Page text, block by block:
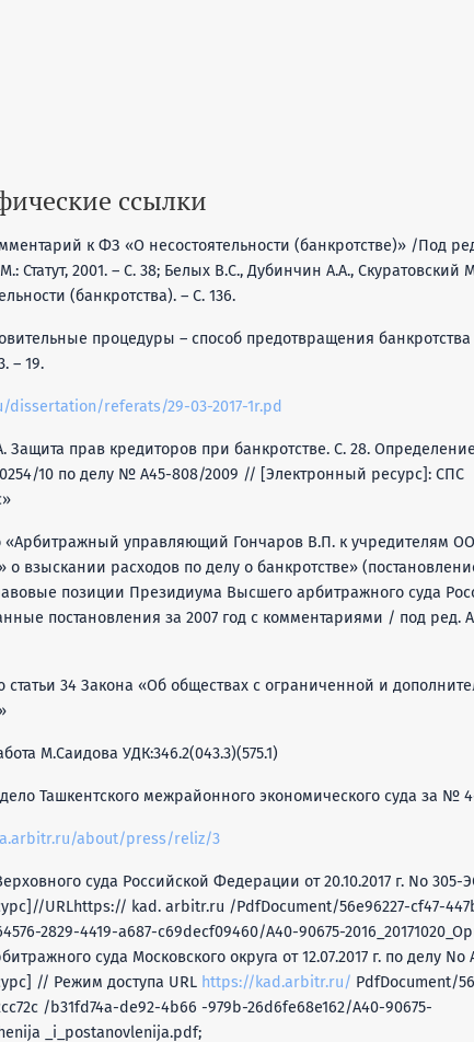
ссылки
к ФЗ «О несостоятельности (банкротстве)» /Под
Статут, 2001. – С. 38; Белых В.С., Дубинчин А.А.,
(банкротства). – С. 136.
процедуры – способ предотвращения
– 19.
dissertation/referats/29-03-2017-1r.pd
Защита прав кредиторов при банкротстве. С. 28.
10 по делу № А45-808/2009 // [Электронный ресурс]: СПС
«Арбитражный управляющий Гончаров В.П. к учредителям
взыскании расходов по делу о банкротстве»
позиции Президиума Высшего арбитражного суда
постановления за 2007 год с комментариями / под ред.
статьи 34 Закона «Об обществах с ограниченной и
М.Саидова УДК:346.2(043.3)(575.1)
Ташкентского межрайонного экономического суда за №
about/press/reliz/3
суда Российской Федерации от 20.10.2017 г. No 305-
URLhttps:// kad. arbitr.ru /PdfDocument/56e96227-cf47-
2829-4419-a687-c69decf09460/A40-90675-
суда Московского округа от 12.07.2017 г. по делу No
// Режим доступа URL https://kad.arbitr.ru/ PdfDocument/
/b31fd74a-de92-4b66 -979b-26d6fe68e162/A40-90675-
_i_postanovlenija.pdf;